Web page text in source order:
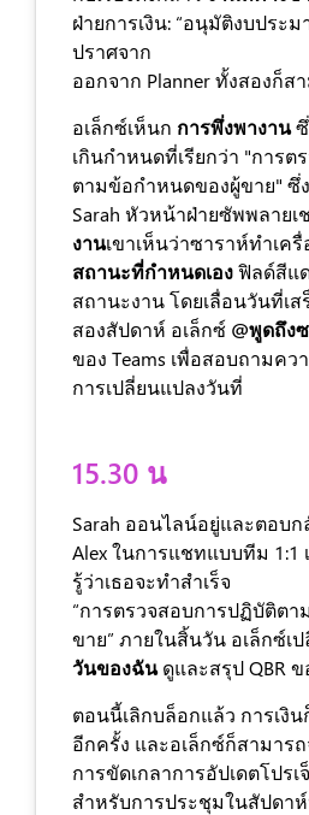
ฝ่ายการเงิน: “อนุมัติงบประ
ปราศจาก
ออกจาก Planner ทั้งสองก็ส
อเล็กซ์เห็นก การพึ่งพางานซึ่
เกินกำหนดที่เรียกว่า "การต
ตามข้อกำหนดของผู้ขาย" ซึ่
Sarah หัวหน้าฝ่ายซัพพลายเ
งานเขาเห็นว่าซาราห์ทำเค
สถานะที่กำหนดเองฟิลด์สีแ
สถานะงาน โดยเลื่อนวันที่เ
สองสัปดาห์ อเล็กซ์ @พูดถึง
ของ Teams เพื่อสอบถามคว
การเปลี่ยนแปลงวันที่
15.30 น
Sarah ออนไลน์อยู่และตอบ
Alex ในการแชทแบบทีม 1:1
รู้ว่าเธอจะทำสำเร็จ
“การตรวจสอบการปฏิบัติต
ขาย” ภายในสิ้นวัน อเล็กซ์เ
วันของฉันดูและสรุป QBR ข
ตอนนี้เลิกบล็อกแล้ว การเงิ
อีกครั้ง และอเล็กซ์ก็สามาร
การขัดเกลาการอัปเดตโปรเ
สำหรับการประชุมในสัปดา